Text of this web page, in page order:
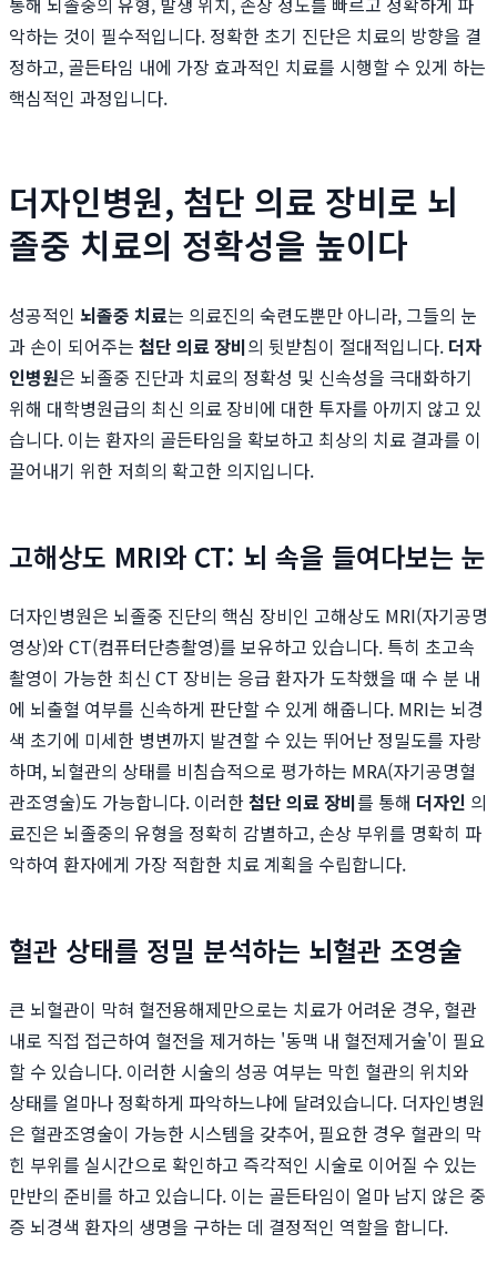
악하는 것이 필수적입니다. 정확한 초기 진단은 치료의 방향을 결
정하고, 골든타임 내에 가장 효과적인 치료를 시행할 수 있게 하는
핵심적인 과정입니다.
더자인병원, 첨단 의료 장비로 뇌
졸중 치료의 정확성을 높이다
성공적인 뇌졸중 치료는 의료진의 숙련도뿐만 아니라, 그들의 눈
과 손이 되어주는 첨단 의료 장비의 뒷받침이 절대적입니다. 더자
인병원은 뇌졸중 진단과 치료의 정확성 및 신속성을 극대화하기
위해 대학병원급의 최신 의료 장비에 대한 투자를 아끼지 않고 있
습니다. 이는 환자의 골든타임을 확보하고 최상의 치료 결과를 이
끌어내기 위한 저희의 확고한 의지입니다.
고해상도 MRI와 CT: 뇌 속을 들여다보는 눈
더자인병원은 뇌졸중 진단의 핵심 장비인 고해상도 MRI(자기공명
영상)와 CT(컴퓨터단층촬영)를 보유하고 있습니다. 특히 초고속
촬영이 가능한 최신 CT 장비는 응급 환자가 도착했을 때 수 분 내
에 뇌출혈 여부를 신속하게 판단할 수 있게 해줍니다. MRI는 뇌경
색 초기에 미세한 병변까지 발견할 수 있는 뛰어난 정밀도를 자랑
하며, 뇌혈관의 상태를 비침습적으로 평가하는 MRA(자기공명혈
관조영술)도 가능합니다. 이러한첨단 의료 장비를 통해 더자인 의
료진은 뇌졸중의 유형을 정확히 감별하고, 손상 부위를 명확히 파
악하여 환자에게 가장 적합한 치료 계획을 수립합니다.
혈관 상태를 정밀 분석하는 뇌혈관 조영술
큰 뇌혈관이 막혀 혈전용해제만으로는 치료가 어려운 경우, 혈관
내로 직접 접근하여 혈전을 제거하는 '동맥 내 혈전제거술'이 필요
할 수 있습니다. 이러한 시술의 성공 여부는 막힌 혈관의 위치와
상태를 얼마나 정확하게 파악하느냐에 달려있습니다. 더자인병원
은 혈관조영술이 가능한 시스템을 갖추어, 필요한 경우 혈관의 막
힌 부위를 실시간으로 확인하고 즉각적인 시술로 이어질 수 있는
만반의 준비를 하고 있습니다. 이는 골든타임이 얼마 남지 않은 중
증 뇌경색 환자의 생명을 구하는 데 결정적인 역할을 합니다.